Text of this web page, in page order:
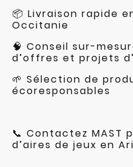
📦 Livraison rapide
Occitanie
🧠 Conseil sur-
d’offres et projets
🌱 Sélection de
écoresponsables
📞 Contactez MAST
d’aires de jeux en